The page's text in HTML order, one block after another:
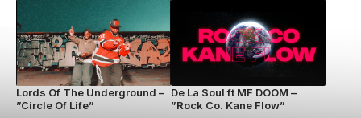
Lords Of The Underground –
”Circle Of Life”
De La Soul ft MF DOOM –
”Rock Co. Kane Flow”